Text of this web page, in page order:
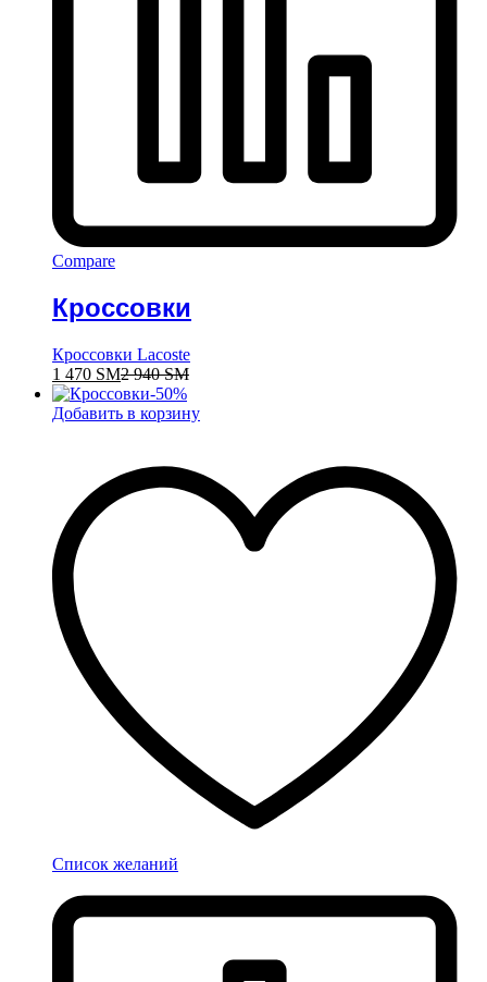
Compare
Кроссовки
Кроссовки Lacoste
1 470 ЅМ2 940ЅМ
-50%
Добавить в корзину
Список желаний